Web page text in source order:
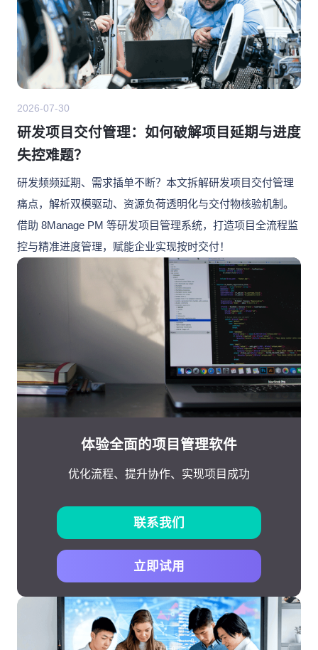
2026-07-30
研发项目交付管理：如何破解项目延期与进度
失控难题？
研发频频延期、需求插单不断？本文拆解研发项目交付管理
痛点，解析双模驱动、资源负荷透明化与交付物核验机制。
借助 8Manage PM 等研发项目管理系统，打造项目全流程监
控与精准进度管理，赋能企业实现按时交付！
体验全面的项目管理软件
优化流程、提升协作、实现项目成功
联系我们
立即试用